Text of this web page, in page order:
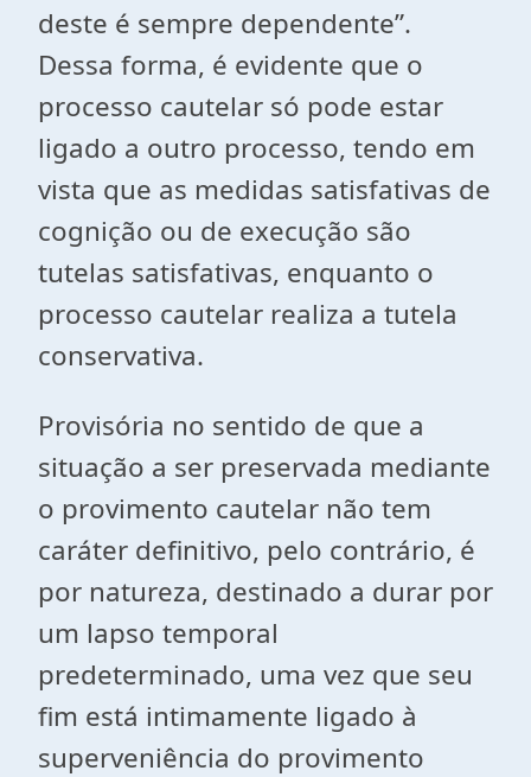
deste é sempre dependente”.
Dessa forma, é evidente que o
processo cautelar só pode estar
ligado a outro processo, tendo em
vista que as medidas satisfativas de
cognição ou de execução são
tutelas satisfativas, enquanto o
processo cautelar realiza a tutela
conservativa.
Provisória no sentido de que a
situação a ser preservada mediante
o provimento cautelar não tem
caráter definitivo, pelo contrário, é
por natureza, destinado a durar por
um lapso temporal
predeterminado, uma vez que seu
fim está intimamente ligado à
superveniência do provimento